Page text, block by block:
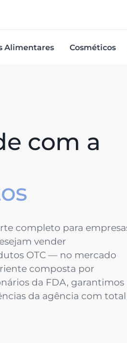
Alimentares Cosméticos
com a
completo para
vender
OTC — no mercado
composta por
da FDA, garantimos
da agência com total